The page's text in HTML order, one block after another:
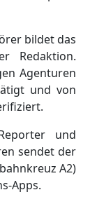
bildet das
Redaktion.
Agenturen
und von
und
sendet der
A2)
Apps.